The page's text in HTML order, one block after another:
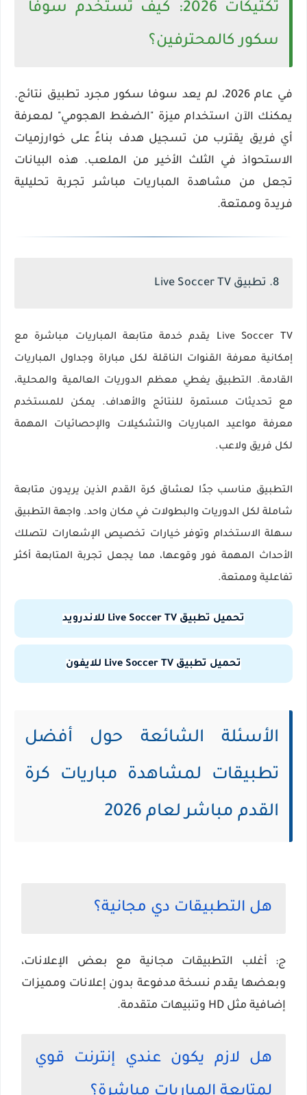
تكتيكات 2026: كيف تستخدم سوفا
سكور كالمحترفين؟
في عام2026، لم يعد سوفا سكور مجرد تطبيق نتائج.
يمكنك الآن استخدام ميزة "الضغط الهجومي" لمعرفة
أي فريق يقترب من تسجيل هدف بناءً على خوارزميات
الاستحواذ في الثلث الأخير من الملعب. هذه البيانات
تجعل منمشاهدة المباريات مباشرتجربة تحليلية
فريدة وممتعة.
Live Soccer TV يقدم خدمة متابعة المباريات مباشرة مع
إمكانية معرفة القنوات الناقلة لكل مباراة وجداول المباريات
القادمة. التطبيق يغطي معظم الدوريات العالمية والمحلية،
مع تحديثات مستمرة للنتائج والأهداف. يمكن للمستخدم
معرفة مواعيد المباريات والتشكيلات والإحصائيات المهمة
لكل فريق ولاعب.
التطبيق مناسب جدًا لعشاق كرة القدم الذين يريدون متابعة
شاملة لكل الدوريات والبطولات في مكان واحد. واجهة التطبيق
سهلة الاستخدام وتوفر خيارات تخصيص الإشعارات لتصلك
الأحداث المهمة فور وقوعها، مما يجعل تجربة المتابعة أكثر
تفاعلية وممتعة.
تحميل تطبيق Live Soccer TV للاندرويد
تحميل تطبيق Live Soccer TV للايفون
الأسئلة الشائعة حول أفضل
تطبيقات لمشاهدة مباريات كرة
القدم مباشر لعام 2026
هل التطبيقات دي مجانية؟
ج: أغلب التطبيقات مجانية مع بعض الإعلانات،
وبعضها يقدم نسخة مدفوعة بدون إعلانات ومميزات
إضافية مثل HD وتنبيهات متقدمة.
هل لازم يكون عندي إنترنت قوي